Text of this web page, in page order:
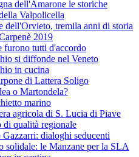
dell'Amarone le storiche
Valpolicella
dell'Orvieto, tremila anni di storia
2019
furono tutti d'accordo
si diffonde nel Veneto
in cucina
di Lattera Soligo
o Martondela?
marino
agricola di S. Lucia di Piave
di qualità regionale
dialoghi seducenti
solidale: le Manzane per la SLA